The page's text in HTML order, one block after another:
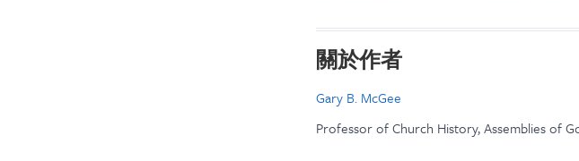
關於作者
Gary B. McGee
Professor of Church History, Assemblies of